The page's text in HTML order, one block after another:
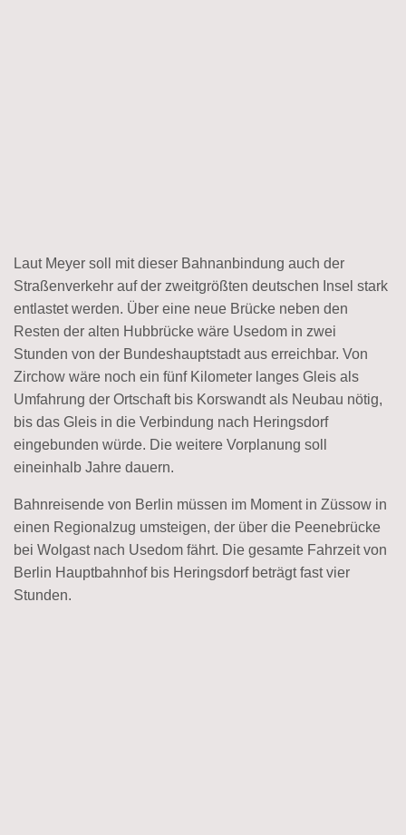
Laut Meyer soll mit dieser Bahnanbindung auch der
Straßenverkehr auf der zweitgrößten deutschen Insel stark
entlastet werden. Über eine neue Brücke neben den
Resten der alten Hubbrücke wäre Usedom in zwei
Stunden von der Bundeshauptstadt aus erreichbar. Von
Zirchow wäre noch ein fünf Kilometer langes Gleis als
Umfahrung der Ortschaft bis Korswandt als Neubau nötig,
bis das Gleis in die Verbindung nach Heringsdorf
eingebunden würde. Die weitere Vorplanung soll
eineinhalb Jahre dauern.
Bahnreisende von Berlin müssen im Moment in Züssow in
einen Regionalzug umsteigen, der über die Peenebrücke
bei Wolgast nach Usedom fährt. Die gesamte Fahrzeit von
Berlin Hauptbahnhof bis Heringsdorf beträgt fast vier
Stunden.